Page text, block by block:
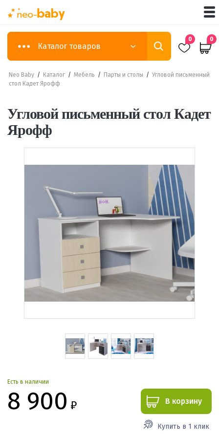
Каталог товаров
0 0
Neo Baby / Каталог / Мебель / Парты и столы / Угловой письменный
стол Кадет Ярофф
Угловой письменный стол Кадет
Ярофф
Есть в наличии
8 900 ₽ В корзину
Купить в 1 клик